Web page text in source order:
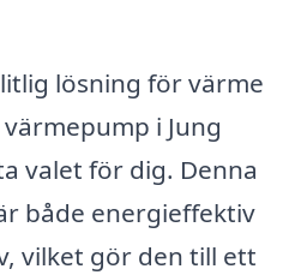
lösning för värme
i Jung
valet för dig. Denna
både energieffektiv
vilket gör den till ett